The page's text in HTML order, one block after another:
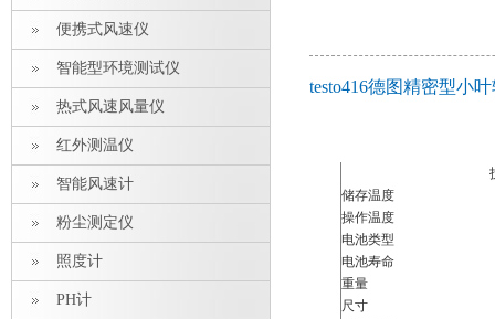
便携式风速仪
智能型环境测试仪
热式风速风量仪
红外测温仪
智能风速计
粉尘测定仪
照度计
PH计
testo416德图精密型小
储存温度
操作温度
电池类型
电池寿命
重量
尺寸